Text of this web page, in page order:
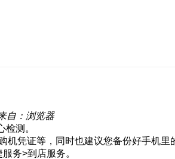
自：浏览器
测。
凭证等，同时也建议您备份好手机
务>到店服务。